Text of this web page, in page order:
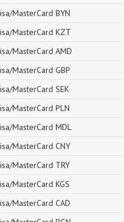
MasterCard BYN
MasterCard KZT
MasterCard AMD
MasterCard GBP
MasterCard SEK
MasterCard PLN
MasterCard MDL
MasterCard CNY
MasterCard TRY
MasterCard KGS
MasterCard CAD